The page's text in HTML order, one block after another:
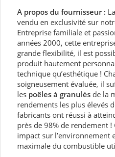
A propos du fournisseur :
vendu en exclusivité sur
Entreprise familiale et
années 2000, cette
grande flexibilité, il est
produit hautement
technique qu’esthétique !
soigneusement évaluée, il
les poêles à granulés de la
rendements les plus élevés
fabricants ont réussi à
près de 98% de rendement
impact sur l’environnement
maximale du combustible